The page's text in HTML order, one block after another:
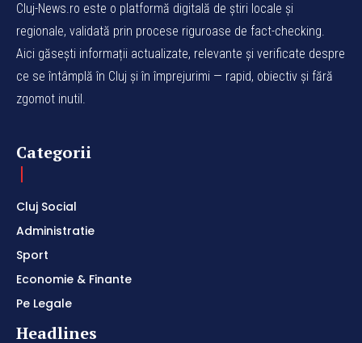
Cluj-News.ro este o platformă digitală de știri locale și
regionale, validată prin procese riguroase de fact-checking.
Aici găsești informații actualizate, relevante și verificate despre
ce se întâmplă în Cluj și în împrejurimi — rapid, obiectiv și fără
zgomot inutil.
Categorii
Cluj Social
Administratie
Sport
Economie & Finante
Pe Legale
Headlines